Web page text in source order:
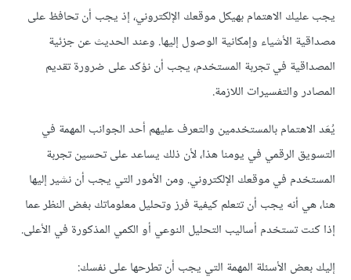
يجب عليك الاهتمام بهيكل موقعك الإلكتروني، إذ يجب أن تحافظ على
مصداقية الأشياء وإمكانية الوصول إليها. وعند الحديث عن جزئية
المصداقية في تجربة المستخدم، يجب أن نؤكد على ضرورة تقديم
المصادر والتفسيرات اللازمة.
يُعَد الاهتمام بالمستخدمين والتعرف عليهم أحد الجوانب المهمة في
التسويق الرقمي في يومنا هذا، لأن ذلك يساعد على تحسين تجربة
المستخدم في موقعك الإلكتروني. ومن الأمور التي يجب أن نشير إليها
هنا، هي أنه يجب أن تتعلم كيفية فرز وتحليل معلوماتك بغض النظر عما
إذا كنت تستخدم أساليب التحليل النوعي أو الكمي المذكورة في الأعلى.
إليك بعض الأسئلة المهمة التي يجب أن تطرحها على نفسك: